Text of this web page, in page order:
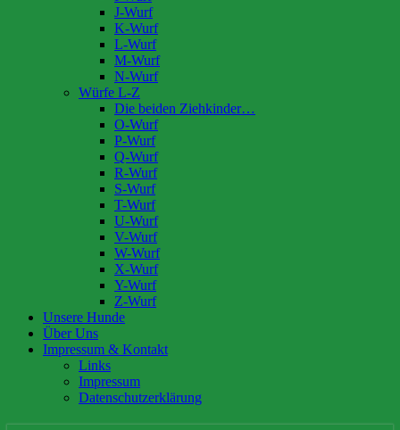
J-Wurf
K-Wurf
L-Wurf
M-Wurf
N-Wurf
Würfe L-Z
Die beiden Ziehkinder…
O-Wurf
P-Wurf
Q-Wurf
R-Wurf
S-Wurf
T-Wurf
U-Wurf
V-Wurf
W-Wurf
X-Wurf
Y-Wurf
Z-Wurf
Unsere Hunde
Über Uns
Impressum & Kontakt
Links
Impressum
Datenschutzerklärung